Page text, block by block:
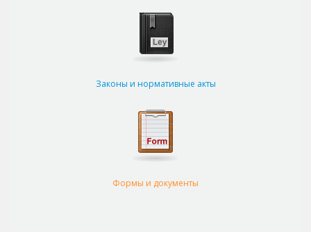
Законы и нормативные акты
Формы и документы